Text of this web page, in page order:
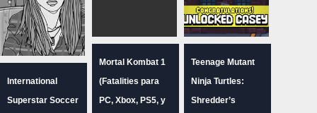
International
Superstar Soccer
Mortal Kombat 1
(Fatalities para
PC, Xbox, PS5, y
Teenage Mutant
Ninja Turtles:
Shredder’s